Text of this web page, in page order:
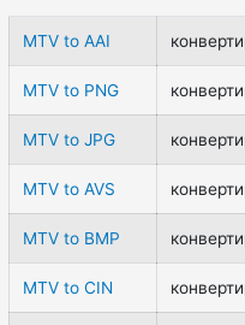
MTV to AAI
MTV to PNG
MTV to JPG
MTV to AVS
MTV to BMP
MTV to CIN